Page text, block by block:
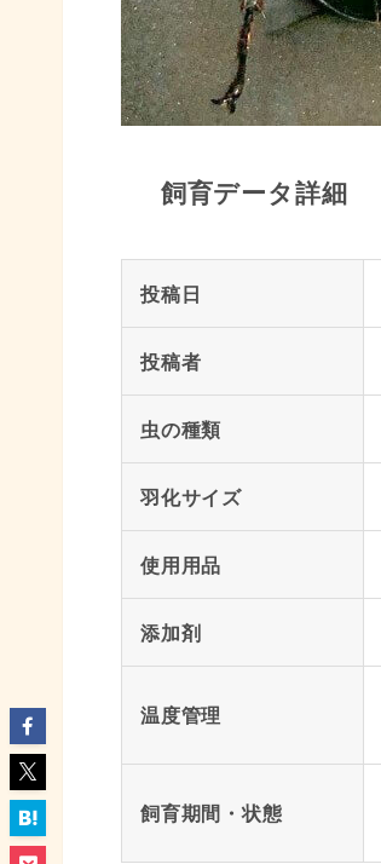
飼育データ詳細
投稿日
投稿者
虫の種類
羽化サイズ
使用用品
添加剤
温度管理
飼育期間・状態